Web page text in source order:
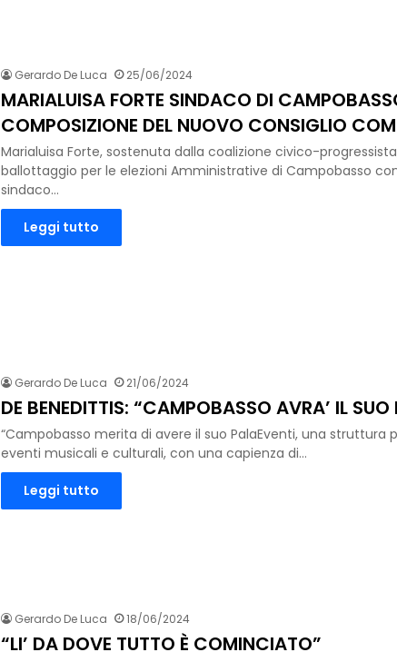
Gerardo De Luca 25/06/2024
MARIALUISA FORTE SINDACO DI
COMPOSIZIONE DEL NUOVO CONSIGLIO
Marialuisa Forte, sostenuta dalla coalizione civico-
ballottaggio per le elezioni Amministrative di Campobasso
sindaco…
Leggi tutto
Gerardo De Luca 21/06/2024
DE BENEDITTIS: “CAMPOBASSO AVRA’ IL SUO
“Campobasso merita di avere il suo PalaEventi, una struttura
eventi musicali e culturali, con una capienza di…
Leggi tutto
Gerardo De Luca 18/06/2024
“LI’ DA DOVE TUTTO È COMINCIATO”